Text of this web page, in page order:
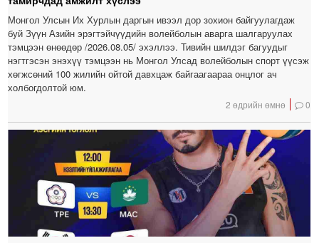
Монгол Улсын Их Хурлын даргын ивээл дор зохион байгуулагдаж
буй Зүүн Азийн эрэгтэйчүүдийн волейболын аварга шалгаруулах
тэмцээн өнөөдөр /2026.08.05/ эхэллээ. Тивийн шилдэг багуудыг
нэгтгэсэн энэхүү тэмцээн нь Монгол Улсад волейболын спорт үүсэж
хөгжсөний 100 жилийн ойтой давхцаж байгаагаараа онцлог ач
холбогдолтой юм.
2 өдрийн өмнө 0